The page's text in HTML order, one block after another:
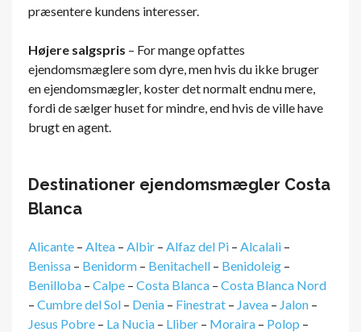
præsentere kundens interesser.
Højere salgspris – For mange opfattes
ejendomsmæglere som dyre, men hvis du ikke bruger
en ejendomsmægler, koster det normalt endnu mere,
fordi de sælger huset for mindre, end hvis de ville have
brugt en agent.
Destinationer ejendomsmægler Costa
Blanca
Alicante – Altea – Albir – Alfaz del Pi – Alcalali –
Benissa – Benidorm – Benitachell – Benidoleig –
Benilloba – Calpe – Costa Blanca – Costa Blanca Nord
– Cumbre del Sol – Denia – Finestrat – Javea – Jalon –
Jesus Pobre – La Nucia – Lliber – Moraira – Polop –